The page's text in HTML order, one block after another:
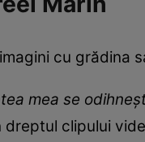
cu grădina
mea se
dreptul clipului